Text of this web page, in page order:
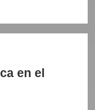
en el